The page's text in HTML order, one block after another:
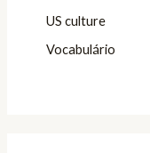
US culture
Vocabulário